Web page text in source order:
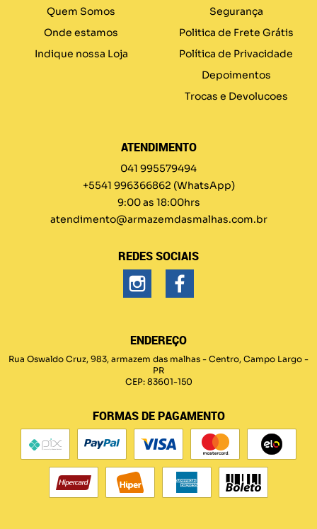
Quem Somos
Onde estamos
Indique nossa Loja
Segurança
Politica de Frete Grátis
Política de Privacidade
Depoimentos
Trocas e Devolucoes
ATENDIMENTO
041 995579494
+5541 996366862 (WhatsApp)
9:00 as 18:00hrs
atendimento@armazemdasmalhas.com.br
REDES SOCIAIS
ENDEREÇO
Rua Oswaldo Cruz, 983, armazem das malhas - Centro, Campo Largo -
PR
CEP: 83601-150
FORMAS DE PAGAMENTO